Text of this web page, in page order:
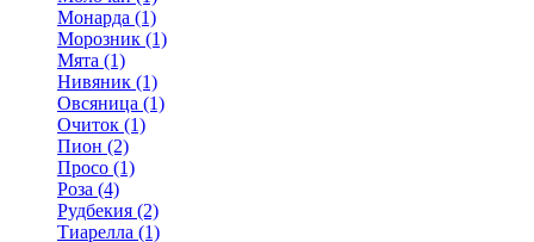
Монарда (1)
Морозник (1)
Мята (1)
Нивяник (1)
Овсяница (1)
Очиток (1)
Пион (2)
Просо (1)
Роза (4)
Рудбекия (2)
Тиарелла (1)